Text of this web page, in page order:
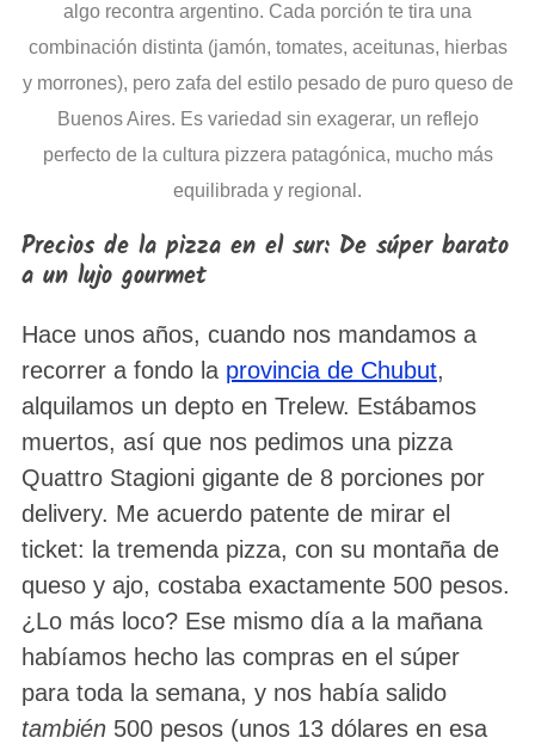
algo recontra argentino. Cada porción te tira una
combinación distinta (jamón, tomates, aceitunas, hierbas
y morrones), pero zafa del estilo pesado de puro queso de
Buenos Aires. Es variedad sin exagerar, un reflejo
perfecto de la cultura pizzera patagónica, mucho más
equilibrada y regional.
Precios de la pizza en el sur: De súper barato
a un lujo gourmet
Hace unos años, cuando nos mandamos a
recorrer a fondo la provincia de Chubut,
alquilamos un depto en Trelew. Estábamos
muertos, así que nos pedimos una pizza
Quattro Stagioni gigante de 8 porciones por
delivery. Me acuerdo patente de mirar el
ticket: la tremenda pizza, con su montaña de
queso y ajo, costaba exactamente 500 pesos.
¿Lo más loco? Ese mismo día a la mañana
habíamos hecho las compras en el súper
para toda la semana, y nos había salido
también500 pesos (unos 13 dólares en esa